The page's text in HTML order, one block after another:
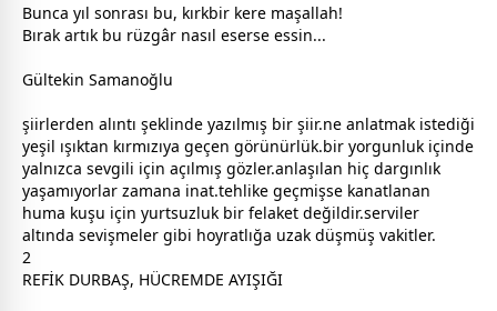
Bunca yıl sonrası bu, kırkbir kere maşallah!
Bırak artık bu rüzgâr nasıl eserse essin...
Gültekin Samanoğlu
şiirlerden alıntı şeklinde yazılmış bir şiir.ne anlatmak istediği
yeşil ışıktan kırmızıya geçen görünürlük.bir yorgunluk içinde
yalnızca sevgili için açılmış gözler.anlaşılan hiç dargınlık
yaşamıyorlar zamana inat.tehlike geçmişse kanatlanan
huma kuşu için yurtsuzluk bir felaket değildir.serviler
altında sevişmeler gibi hoyratlığa uzak düşmüş vakitler.
2
REFİK DURBAŞ, HÜCREMDE AYIŞIĞI